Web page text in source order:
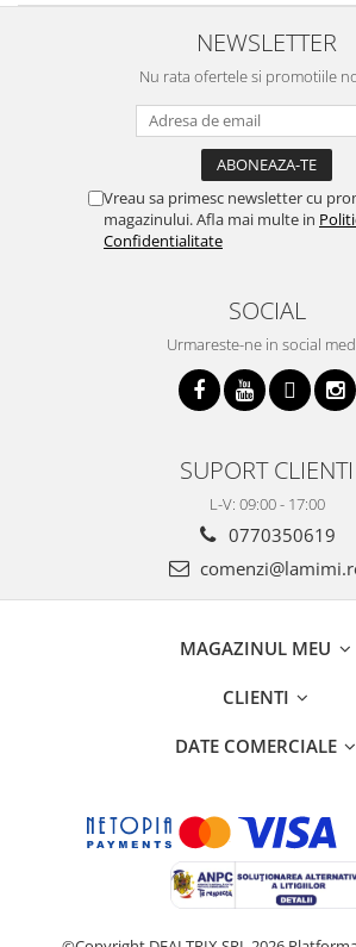
NEWSLETTER
Nu rata ofertele si promotiile
Vreau sa primesc newsletter cu
magazinului. Afla mai multe in
Confidentialitate
SOCIAL
Urmareste-ne in social
SUPORT CLIENTI
L-V: 09:00 - 17:00
0770350619
MAGAZINUL MEU
CLIENTI
DATE COMERCIALE